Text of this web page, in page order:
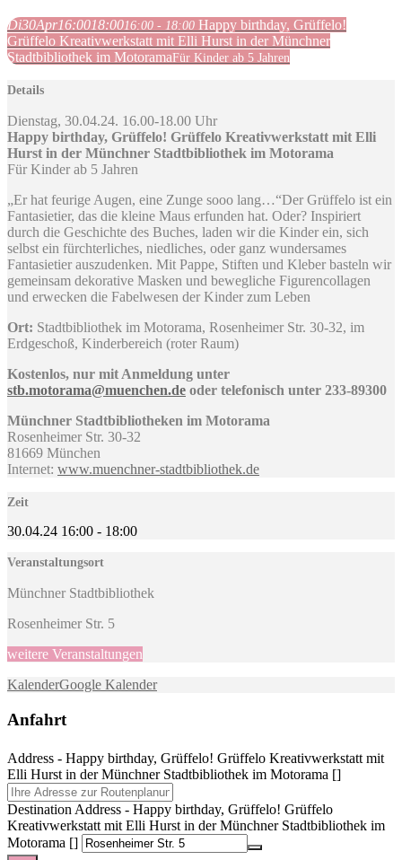
Di30Apr16:0018:0016:00 - 18:00 Happy birthday, Grüffelo!
Grüffelo Kreativwerkstatt mit Elli Hurst in der Münchner
Stadtbibliothek im MotoramaFür Kinder ab 5 Jahren
Details
Dienstag, 30.04.24. 16.00-18.00 Uhr
Happy birthday, Grüffelo! Grüffelo Kreativwerkstatt mit Elli
Hurst in der Münchner Stadtbibliothek im Motorama
Für Kinder ab 5 Jahren
„Er hat feurige Augen, eine Zunge sooo lang…“Der Grüffelo ist ein
Fantasietier, das die kleine Maus erfunden hat. Oder? Inspiriert
durch die Geschichte des Buches, laden wir die Kinder ein, sich
selbst ein fürchterliches, niedliches, oder ganz wundersames
Fantasietier auszudenken. Mit Pappe, Stiften und Kleber basteln wir
gemeinsam dekorative Masken und bewegliche Figurencollagen
und erwecken die Fabelwesen der Kinder zum Leben
Ort: Stadtbibliothek im Motorama, Rosenheimer Str. 30-32, im
Erdgeschoß, Kinderbereich (roter Raum)
Kostenlos, nur mit Anmeldung unter
stb.motorama@muenchen.de oder telefonisch unter 233-89300
Münchner Stadtbibliotheken im Motorama
Rosenheimer Str. 30-32
81669 München
Internet: www.muenchner-stadtbibliothek.de
Zeit
30.04.24 16:00 - 18:00
Veranstaltungsort
Münchner Stadtbibliothek
Rosenheimer Str. 5
weitere Veranstaltungen
KalenderGoogle Kalender
Anfahrt
Address - Happy birthday, Grüffelo! Grüffelo Kreativwerkstatt mit
Elli Hurst in der Münchner Stadtbibliothek im Motorama []
Destination Address - Happy birthday, Grüffelo! Grüffelo
Kreativwerkstatt mit Elli Hurst in der Münchner Stadtbibliothek im
Motorama []